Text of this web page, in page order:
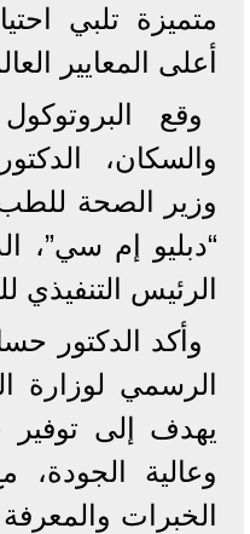
متميزة تلبي
أعلى المعايير
وقع
والسكان،
وزير الصحة
“دبليو إم سي”،
الرئيس التنفيذي
وأكد الدكتور
الرسمي لوزارة
يهدف إلى توفير
وعالية الجودة،
الخبرات